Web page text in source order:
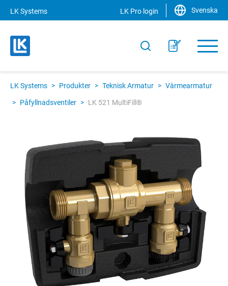
LK Systems LK Pro login Svenska
LK Systems > Produkter > Teknisk Armatur > Värmearmatur
> Påfyllnadsventiler > LK 521 MultiFill®